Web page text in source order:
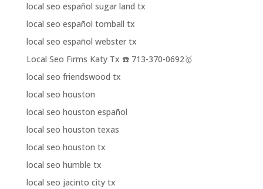
local seo español sugar land tx
local seo español tomball tx
local seo español webster tx
Local Seo Firms Katy Tx ☎️ 713-370-0692🥇
local seo friendswood tx
local seo houston
local seo houston español
local seo houston texas
local seo houston tx
local seo humble tx
local seo jacinto city tx